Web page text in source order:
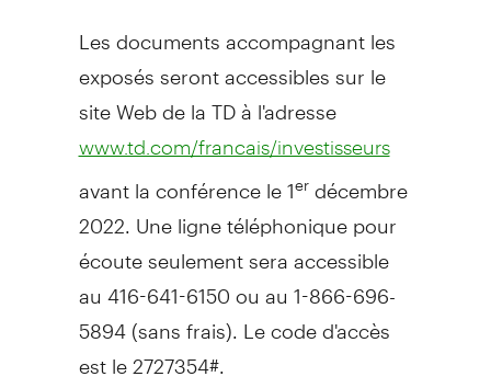
Les documents accompagnant les
exposés seront accessibles sur le
site Web de la TD à l'adresse
www.td.com/francais/investisseurs
avant la conférence le 1erdécembre
2022. Une ligne téléphonique pour
écoute seulement sera accessible
au 416-641-6150 ou au 1-866-696-
5894 (sans frais). Le code d'accès
est le 2727354#.